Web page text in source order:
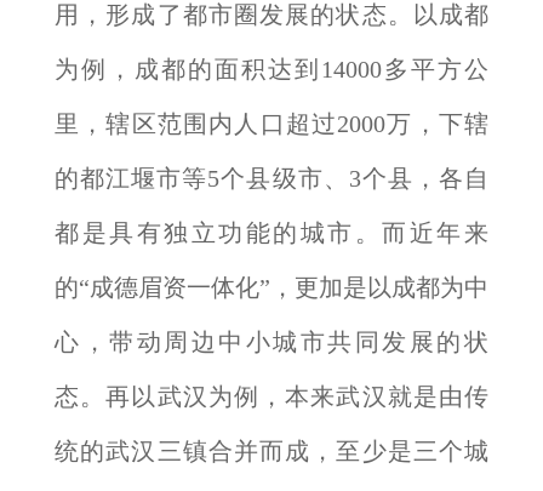
用，形成了都市圈发展的状态。以成都
为例，成都的面积达到14000多平方公
里，辖区范围内人口超过2000万，下辖
的都江堰市等5个县级市、3个县，各自
都是具有独立功能的城市。而近年来
的“成德眉资一体化”，更加是以成都为中
心，带动周边中小城市共同发展的状
态。再以武汉为例，本来武汉就是由传
统的武汉三镇合并而成，至少是三个城